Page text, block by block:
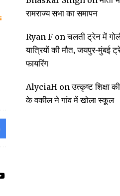
रामराज्य सभा का समापन
Ryan Fonचलती ट्रेन में
यात्रियों की मौत, जयपुर-मुंबई
फायरिंग
AlyciaHonउत्कृष्ट शिक्षा
के वकील ने गांव में खोला स्कूल